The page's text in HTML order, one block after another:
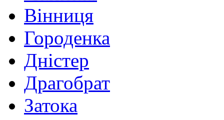
Вінниця
Городенка
Дністер
Драгобрат
Затока